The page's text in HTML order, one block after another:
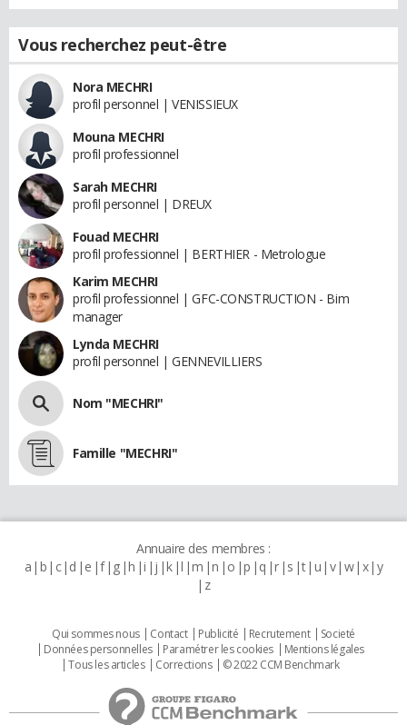
Vous recherchez peut-être
Nora MECHRI
profil personnel | VENISSIEUX
Mouna MECHRI
profil professionnel
Sarah MECHRI
profil personnel | DREUX
Fouad MECHRI
profil professionnel | BERTHIER - Metrologue
Karim MECHRI
profil professionnel | GFC-CONSTRUCTION - Bim
manager
Lynda MECHRI
profil personnel | GENNEVILLIERS
Nom "MECHRI"
Famille "MECHRI"
Annuaire des membres :
a b c d e f g h i j k l m n o p q r s t u v w x y
z
Qui sommes nous Contact Publicité Recrutement
Societé
Données personnelles
Paramétrer les cookies
Mentions légales
Tous les articles
Corrections © 2022 CCM Benchmark